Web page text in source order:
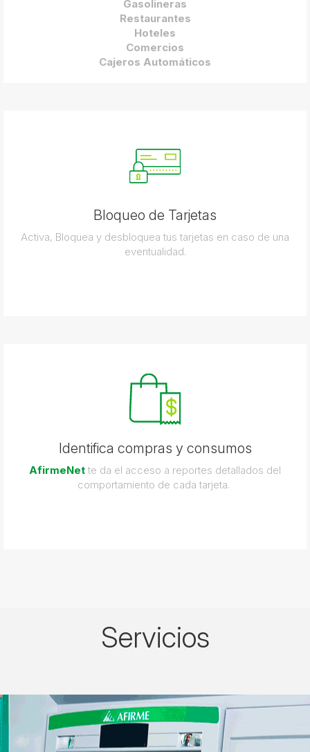
Gasolineras
Restaurantes
Hoteles
Comercios
Cajeros Automáticos
Bloqueo de Tarjetas
Activa, Bloquea y desbloquea tus tarjetas en caso de una
eventualidad.
Identifica compras y consumos
AfirmeNet te da el acceso a reportes detallados del
comportamiento de cada tarjeta.
Servicios